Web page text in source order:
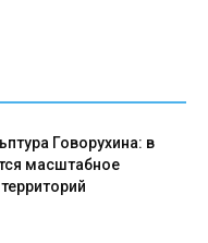
Говорухина: в
масштабное